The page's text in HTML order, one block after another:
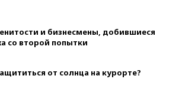
и бизнесмены, добившиеся
со второй попытки
от солнца на курорте?